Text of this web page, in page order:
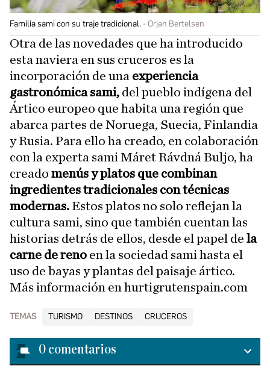
Familia sami con su traje tradicional. Orjan Bertelsen
Otra de las novedades que ha introducido
esta naviera en sus cruceros es la
incorporación de una experiencia
gastronómica sami, del pueblo indígena del
Ártico europeo que habita una región que
abarca partes de Noruega, Suecia, Finlandia
y Rusia. Para ello ha creado, en colaboración
con la experta sami Máret Rávdná Buljo, ha
creado menús y platos que combinan
ingredientes tradicionales con técnicas
modernas.Estos platos no solo reflejan la
cultura sami, sino que también cuentan las
historias detrás de ellos, desde el papel de la
carne de reno en la sociedad sami hasta el
uso de bayas y plantas del paisaje ártico.
Más información en hurtigrutenspain.com
TEMAS TURISMO DESTINOS CRUCEROS
0 comentarios